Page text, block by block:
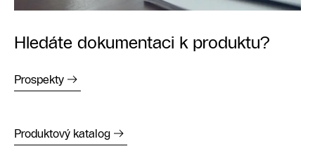
Hledáte dokumentaci k produktu?
Prospekty
Produktový katalog